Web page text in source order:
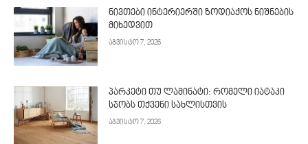
ნივთები ინტერიერში ზოდიაქოს ნიშნების
მიხედვით
აგვისტო 7, 2026
პარკეტი თუ ლამინატი: რომელი იატაკი
სჯობს თქვენი სახლისთვის
აგვისტო 7, 2026